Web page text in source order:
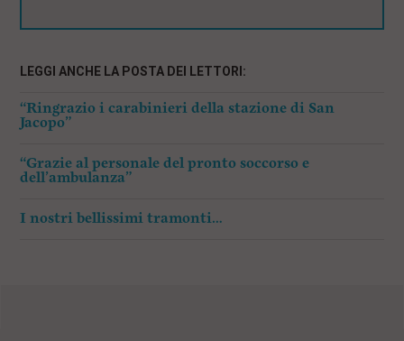
LEGGI ANCHE LA POSTA DEI LETTORI:
“Ringrazio i carabinieri della stazione di San
Jacopo”
“Grazie al personale del pronto soccorso e
dell’ambulanza”
I nostri bellissimi tramonti…